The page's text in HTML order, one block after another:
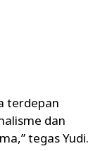
terdepan
dan
tegas Yudi.